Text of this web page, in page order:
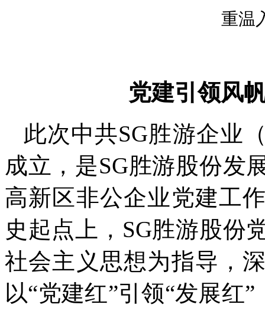
重温
党建引领风
此次中共SG胜游企业
成立，是SG胜游股份发
高新区非公企业党建工
史起点上，SG胜游股份
社会主义思想为指导，
以“党建红”引领“发展红